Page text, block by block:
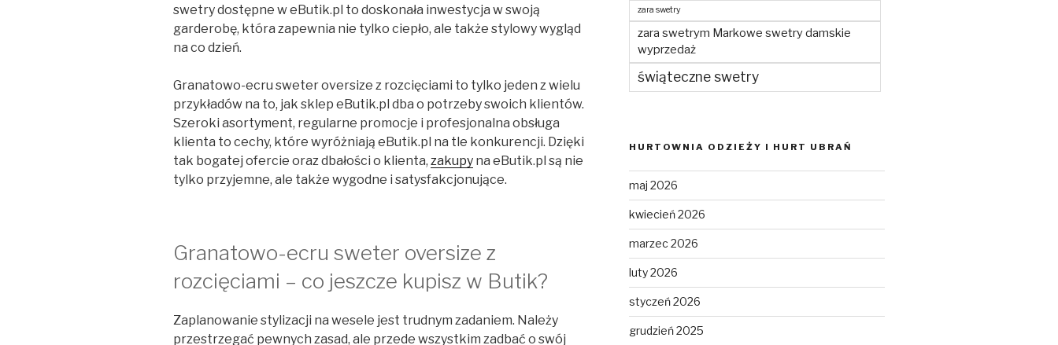
swetry dostępne w eButik.pl to doskonała inwestycja w swoją
garderobę, która zapewnia nie tylko ciepło, ale także stylowy wygląd
na co dzień.
Granatowo-ecru sweter oversize z rozcięciami to tylko jeden z wielu
przykładów na to, jak sklep eButik.pl dba o potrzeby swoich klientów.
Szeroki asortyment, regularne promocje i profesjonalna obsługa
klienta to cechy, które wyróżniają eButik.pl na tle konkurencji. Dzięki
tak bogatej ofercie oraz dbałości o klienta, zakupy na eButik.pl są nie
tylko przyjemne, ale także wygodne i satysfakcjonujące.
Granatowo-ecru sweter oversize z
rozcięciami – co jeszcze kupisz w Butik?
Zaplanowanie stylizacji na wesele jest trudnym zadaniem. Należy
przestrzegać pewnych zasad, ale przede wszystkim zadbać o swój
zara swetry
zara swetrym Markowe swetry damskie
wyprzedaż
świąteczne swetry
HURTOWNIA ODZIEŻY I HURT UBRAŃ
maj 2026
kwiecień 2026
marzec 2026
luty 2026
styczeń 2026
grudzień 2025